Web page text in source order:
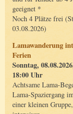
geeignet *
Noch 4 Plätze frei
03.08.2026)
Lamawanderung
Ferien
Sonntag,
18:00 Uhr
Achtsame Lama-
Lama-Spaziergang
einer kleinen